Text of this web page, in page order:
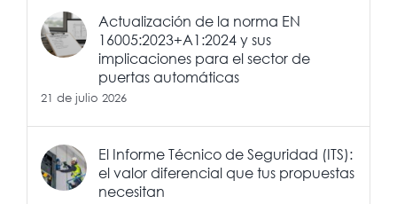
Actualización de la norma EN
16005:2023+A1:2024 y sus
implicaciones para el sector de
puertas automáticas
21 de julio 2026
El Informe Técnico de Seguridad (ITS):
el valor diferencial que tus propuestas
necesitan